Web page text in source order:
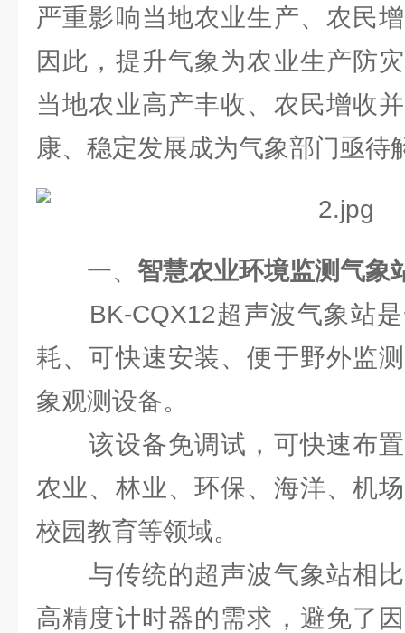
严重影响当地农业生产、农民
因此，提升气象为农业生产防
当地农业高产丰收、农民增收
康、稳定发展成为气象部门亟待
一、 智慧农业环境监测气象
BK-CQX12超声波气象站是
耗、可快速安装、便于野外监
象观测设备。
该设备免调试，可快速布置
农业、林业、环保、海洋、机
校园教育等领域。
与传统的超声波气象站相比
高精度计时器的需求，避免了